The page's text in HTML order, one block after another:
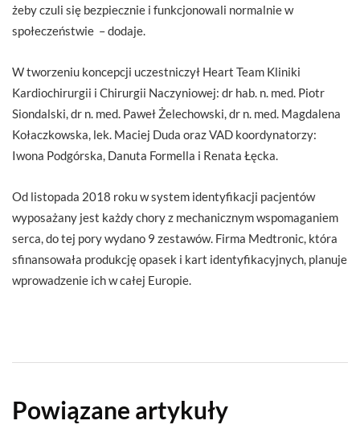
żeby czuli się bezpiecznie i funkcjonowali normalnie w
społeczeństwie – dodaje.
W tworzeniu koncepcji uczestniczył Heart Team Kliniki
Kardiochirurgii i Chirurgii Naczyniowej: dr hab. n. med. Piotr
Siondalski, dr n. med. Paweł Żelechowski, dr n. med. Magdalena
Kołaczkowska, lek. Maciej Duda oraz VAD koordynatorzy:
Iwona Podgórska, Danuta Formella i Renata Łęcka.
Od listopada 2018 roku w system identyfikacji pacjentów
wyposażany jest każdy chory z mechanicznym wspomaganiem
serca, do tej pory wydano 9 zestawów. Firma Medtronic, która
sfinansowała produkcję opasek i kart identyfikacyjnych, planuje
wprowadzenie ich w całej Europie.
Powiązane artykuły